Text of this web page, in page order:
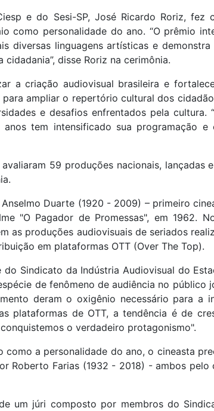
e do Sesi-SP, José Ricardo Roriz, fez
como personalidade do ano. “O prêmio
diversas linguagens artísticas e
disse Roriz na cerimônia.
a criação audiovisual brasileira e
ampliar o repertório cultural dos
e desafios enfrentados pela cultura.
tem intensificado sua programação
59 produções nacionais, lançadas
Duarte (1920 - 2009) – primeiro
"O Pagador de Promessas", em 1962.
as produções audiovisuais de seriados
em plataformas OTT (Over The Top).
Sindicato da Indústria Audiovisual do
de fenômeno de audiência no público
deram o oxigênio necessário para a
plataformas de OTT, a tendência é de
o verdadeiro protagonismo".
a personalidade do ano, o cineasta
Roberto Farias (1932 - 2018) - ambos
um júri composto por membros do